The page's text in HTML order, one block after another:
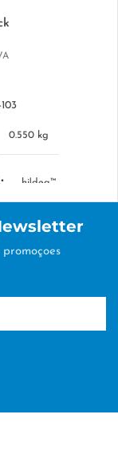
0.550 kg
hi!dea™
COMBINADA